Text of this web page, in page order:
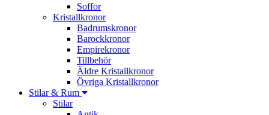
Soffor
Kristallkronor
Badrumskronor
Barockkronor
Empirekronor
Tillbehör
Äldre Kristallkronor
Övriga Kristallkronor
Stilar & Rum
Stilar